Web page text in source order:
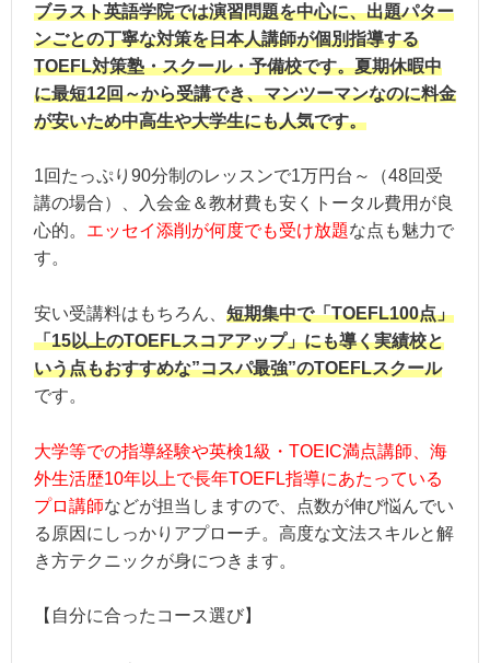
教室・営業時間
池袋教室
住所：東京都豊島区東池袋1-6-4 伊藤
アクセス：池袋駅より徒歩1分
住所：神奈川県横浜市神奈川区沢渡
アクセス：横浜駅から徒歩9分
【営業時間】火～金曜12:00～
ブラスト英語学院では演習問題を中心に、出題パター
ンごとの丁寧な対策を日本人講師が個別指導する
TOEFL対策塾・スクール・予備校です。夏期休暇中
に最短12回～から受講でき、マンツーマンなのに料金
が安いため中高生や大学生にも人気です。
1回たっぷり90分制のレッスンで1万円台～（48回受
講の場合）、入会金＆教材費も安くトータル費用が良
心的。 エッセイ添削が何度でも受け放題な点も魅力で
す。
安い受講料はもちろん、 短期集中で「TOEFL100点」
「15以上のTOEFLスコアアップ」にも導く実績校と
いう点もおすすめな”コスパ最強”のTOEFLスクール
です。
大学等での指導経験や英検1級・TOEIC満点講師、海
外生活歴10年以上で長年TOEFL指導にあたっている
プロ講師などが担当しますので、点数が伸び悩んでい
る原因にしっかりアプローチ。高度な文法スキルと解
き方テクニックが身につきます。
【自分に合ったコース選び】